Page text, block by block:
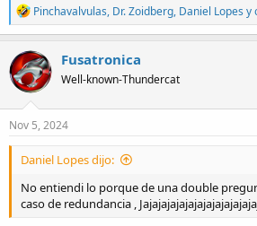
R
e
a
c
t
i
o
n
s
Pinchavalvulas, Dr. Zoidberg, Daniel Lopes y
Fusatronica
Well-known-Thundercat
Nov 5, 2024
Daniel Lopes dijo:
No entiendi lo porque de una double
caso de redundancia ,